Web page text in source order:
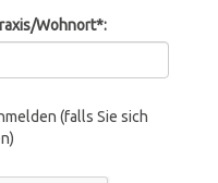
Wohnort*:
(falls Sie sich